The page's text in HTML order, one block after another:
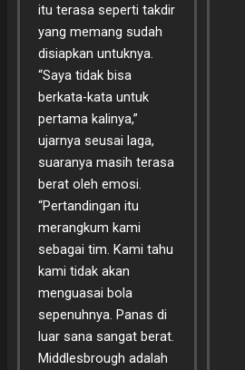
itu terasa seperti takdir
yang memang sudah
disiapkan untuknya.
“Saya tidak bisa
berkata-kata untuk
pertama kalinya,”
ujarnya seusai laga,
suaranya masih terasa
berat oleh emosi.
“Pertandingan itu
merangkum kami
sebagai tim. Kami tahu
kami tidak akan
menguasai bola
sepenuhnya. Panas di
luar sana sangat berat.
Middlesbrough adalah